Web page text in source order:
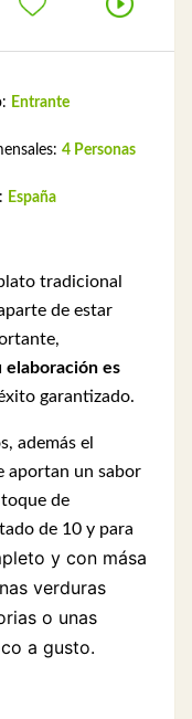
Entrante
4 Personas
España
tradicional
de estar
elaboración es
garantizado.
además el
aportan un sabor
de
de 10 y para
y con mása
verduras
o unas
a gusto.